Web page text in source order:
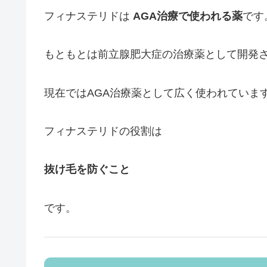
フィナステリドは AGA治療で使われる薬です
もともとは前立腺肥大症の治療薬として開発
現在ではAGA治療薬として広く使われています
フィナステリドの役割は
抜け毛を防ぐこと
です。